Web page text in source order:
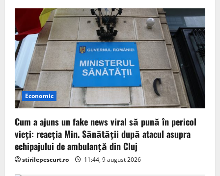
Economic
Cum a ajuns un fake news viral să pună în pericol
vieți: reacția Min. Sănătății după atacul asupra
echipajului de ambulanță din Cluj
stirilepescurt.ro 11:44, 9 august 2026